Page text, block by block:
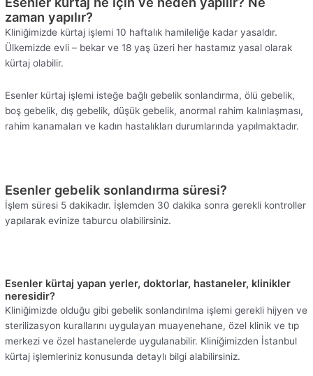
zaman yapılır?
Kliniğimizde kürtaj işlemi 10 haftalık hamileliğe kadar yasaldır.
Ülkemizde evli – bekar ve 18 yaş üzeri her hastamız yasal olarak
kürtaj olabilir.
Esenler kürtaj işlemi isteğe bağlı gebelik sonlandırma, ölü gebelik,
boş gebelik, dış gebelik, düşük gebelik, anormal rahim kalınlaşması,
rahim kanamaları ve kadın hastalıkları durumlarında yapılmaktadır.
Esenler gebelik sonlandırma süresi?
İşlem süresi 5 dakikadır. İşlemden 30 dakika sonra gerekli kontroller
yapılarak evinize taburcu olabilirsiniz.
Esenler kürtaj yapan yerler, doktorlar, hastaneler, klinikler
neresidir?
Kliniğimizde olduğu gibi gebelik sonlandırılma işlemi gerekli hijyen ve
sterilizasyon kurallarını uygulayan muayenehane, özel klinik ve tıp
merkezi ve özel hastanelerde uygulanabilir. Kliniğimizden İstanbul
kürtaj işlemleriniz konusunda detaylı bilgi alabilirsiniz.